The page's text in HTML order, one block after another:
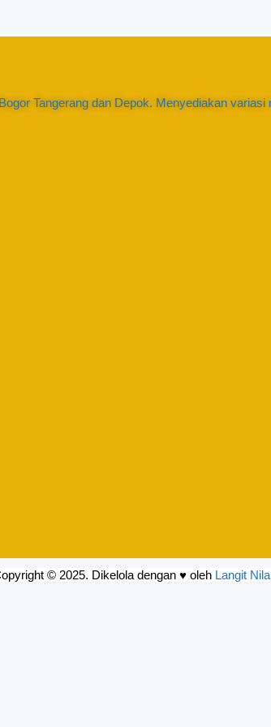
Tangerang dan Depok. Menyediakan
© 2025. Dikelola dengan ♥ oleh Langit